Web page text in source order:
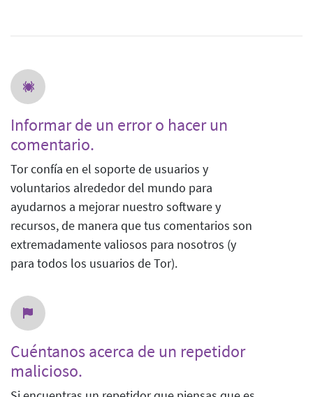
Informar de un error o hacer un
comentario.
Tor confía en el soporte de usuarios y
voluntarios alrededor del mundo para
ayudarnos a mejorar nuestro software y
recursos, de manera que tus comentarios son
extremadamente valiosos para nosotros (y
para todos los usuarios de Tor).
Cuéntanos acerca de un repetidor
malicioso.